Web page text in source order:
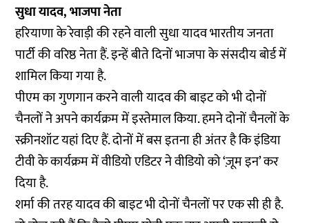
सुधा यादव, भाजपा नेता
हरियाणा के रेवाड़ी की रहने वाली सुधा यादव भारतीय जनता
पार्टी की वरिष्ठ नेता हैं. इन्हें बीते दिनों भाजपा के संसदीय बोर्ड में
शामिल किया गया है.
पीएम का गुणगान करने वाली यादव की बाइट को भी दोनों
चैनलों ने अपने कार्यक्रम में इस्तेमाल किया. हमने दोनों चैनलों के
स्क्रीनशॉट यहां दिए हैं. दोनों में बस इतना ही अंतर है कि इंडिया
टीवी के कार्यक्रम में वीडियो एडिटर ने वीडियो को ‘ज़ूम इन’ कर
दिया है.
शर्मा की तरह यादव की बाइट भी दोनों चैनलों पर एक सी ही है.